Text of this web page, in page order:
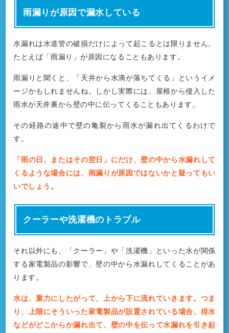
雨漏りが原因で漏水している
水漏れは水道管の破損だけによって起こるとは限りません。
たとえば「雨漏り」が原因になることもあります。
雨漏りと聞くと、「天井から水滴が落ちてくる」というイメ
ージかもしれませんね。しかし実際には、屋根から侵入した
雨水が天井裏から壁の中に伝ってくることもあります。
その経路の途中で壁の亀裂から雨水が漏れ出てくるわけで
す。
「雨の日、またはその翌日」にだけ、壁の中から水漏れして
くるような場合には、雨漏りが原因ではないかと疑ってもい
いでしょう。
クーラーや洗濯機のトラブル
それ以外にも、「クーラー」や「洗濯機」といった水が関係
する家電製品の影響で、壁の中から水漏れしてくることがあ
ります。
水は、重力にしたがって、上から下に流れていきます。つま
り、上階にそういった家電製品が設置されている場合、排水
などがどこからか漏れ出て、壁の中を伝って水漏れを引き起